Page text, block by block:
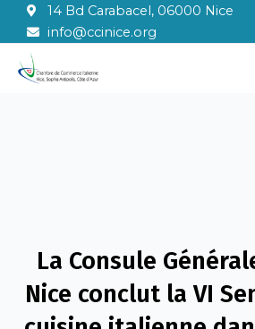
contenu
14 Bd Carabacel, 06000 Nice
info@ccinice.org
La Consule
Nice conclut la VI